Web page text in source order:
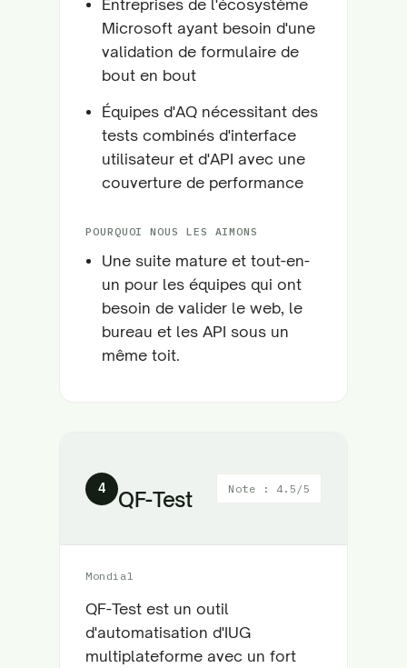
Entreprises de l'écosystème
Microsoft ayant besoin d'une
validation de formulaire de
bout en bout
Équipes d'AQ nécessitant des
tests combinés d'interface
utilisateur et d'API avec une
couverture de performance
POURQUOI NOUS LES AIMONS
Une suite mature et tout-en-
un pour les équipes qui ont
besoin de valider le web, le
bureau et les API sous un
même toit.
4 QF-Test Note : 4.5/5
Mondial
QF-Test est un outil
d'automatisation d'IUG
multiplateforme avec un fort